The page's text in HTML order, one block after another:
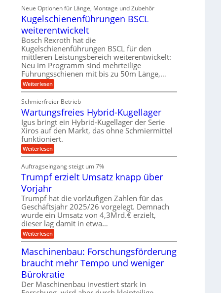
g
e
b
n
g
e
n
s
c
h
i
n
e
n
z
i
e
H
u
b
b
e
w
e
g
n
e
n
r
A
u
t
o
m
o
i
v
e
u
n
d
M
a
s
c
h
i
n
e
b
a
u
g
i
t
a
l
e
r
W
e
r
k
z
e
u
k
r
e
s
l
a
f
Neue Optionen für Länge, Montage und Zubehör
Kugelschienenführungen BSCL
weiterentwickelt
Bosch Rexroth hat die
Kugelschienenführungen BSCL für den
mittleren Leistungsbereich weiterentwickelt:
Neu im Programm sind mehrteilige
Führungsschienen mit bis zu 50m Länge,…
Weiterlesen:
K
g
e
l
s
c
h
i
e
n
e
n
r
u
n
g
e
n
B
S
C
L
w
e
i
t
Schmierfreier Betrieb
Wartungsfreies Hybrid-Kugellager
Igus bringt ein Hybrid-Kugellager der Serie
Xiros auf den Markt, das ohne Schmiermittel
funktioniert.
Weiterlesen:
W
r
t
g
s
f
r
e
i
e
H
y
b
r
i
d
Auftragseingang steigt um 7%
Trumpf erzielt Umsatz knapp über
Vorjahr
Trumpf hat die vorläufigen Zahlen für das
Geschäftsjahr 2025/26 vorgelegt. Demnach
wurde ein Umsatz von 4,3Mrd.€ erzielt,
dieser lag damit in etwa…
Weiterlesen:
T
u
m
p
f
e
r
Maschinenbau: Forschungsförderung
braucht mehr Tempo und weniger
Bürokratie
Der Maschinenbau investiert stark in